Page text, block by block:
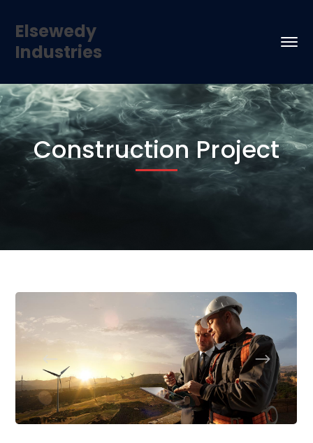
Elsewedy
Industries
Construction Project